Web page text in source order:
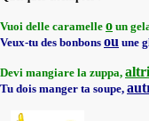
Vuoi delle caramelle o un
Veux-tu des bonbons ou une
Devi mangiare la zuppa,
Tu dois manger ta soupe,